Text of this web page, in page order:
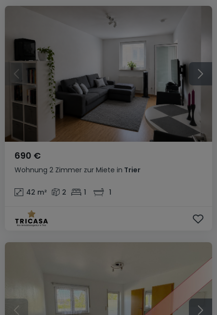
Wohnung 2 Zimmer zur Miete in Trier
690 €
42 m² 2 1 1